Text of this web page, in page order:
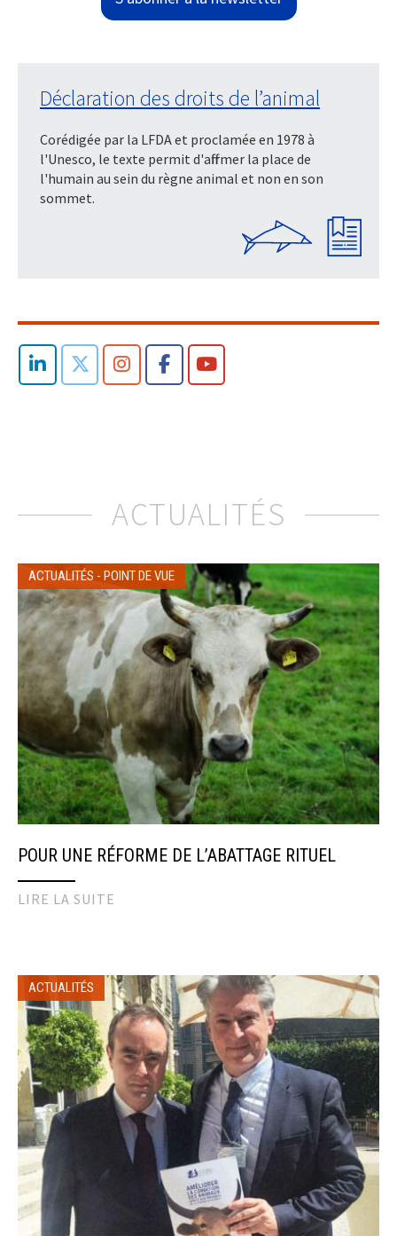
Déclaration des droits de l’animal
Corédigée par la LFDA et proclamée en 1978 à
l'Unesco, le texte permit d'affirmer la place de
l'humain au sein du règne animal et non en son
sommet.
ACTUALITÉS
ACTUALITÉS - POINT DE VUE
POUR UNE RÉFORME DE L’ABATTAGE RITUEL
LIRE LA SUITE
ACTUALITÉS